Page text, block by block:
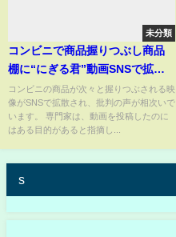
未分類
コンビニで商品握りつぶし商品
棚に“にぎる君”動画SNSで拡
散…迷惑行為に批判殺到 弁護
士「ビジネス勧誘目的の可能
性」
コンビニの商品が次々と握りつぶされる映
像がSNSで拡散され、批判の声が相次いで
います。 専門家は、動画を投稿したのに
はある目的があると指摘し...
s